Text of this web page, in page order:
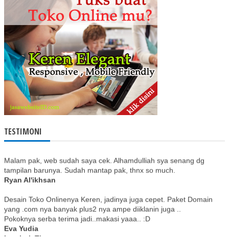
TESTIMONI
Terima kasih kepada Mas Joko www.jagowebsite.com yg sangat
banyak membantu pembuatan web utk bisnis kami. Saya sangat
merekomendasikan www.jagowebsite.com kpd rekan2 yg ingin
punya web tapi tak punya ilmunya dan dengan biaya murah.
Almeiza - Batam
100% aman dan no tipu hehe.
Ivan Farisi
tampilan barunya. Sudah mantap pak, thnx so much.
Ryan Al'ikhsan
yang .com nya banyak plus2 nya ampe diiklanin juga ..
Pokoknya serba terima jadi..makasi yaaa.. :D
Eva Yudia
Lombok Timur